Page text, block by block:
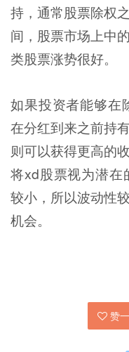
持，通常股票除权
间，股票市场上中
类股票涨势很好。
如果投资者能够在
在分红到来之前持
则可以获得更高的
将xd股票视为潜在
较小，所以波动性
机会。
赞